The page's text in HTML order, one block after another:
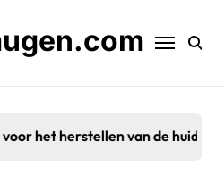
het herstellen van de